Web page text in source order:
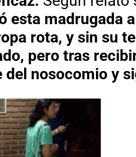
esta madrugada
rota, y sin su
pero tras
del nosocomio y